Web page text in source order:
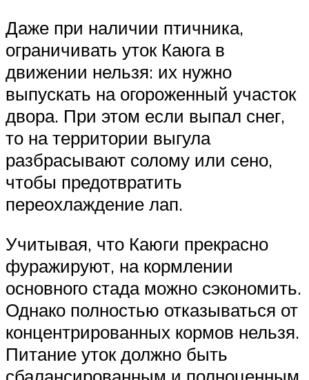
Даже при наличии птичника,
ограничивать уток Каюга в
движении нельзя: их нужно
выпускать на огороженный участок
двора. При этом если выпал снег,
то на территории выгула
разбрасывают солому или сено,
чтобы предотвратить
переохлаждение лап.
Учитывая, что Каюги прекрасно
фуражируют, на кормлении
основного стада можно сэкономить.
Однако полностью отказываться от
концентрированных кормов нельзя.
Питание уток должно быть